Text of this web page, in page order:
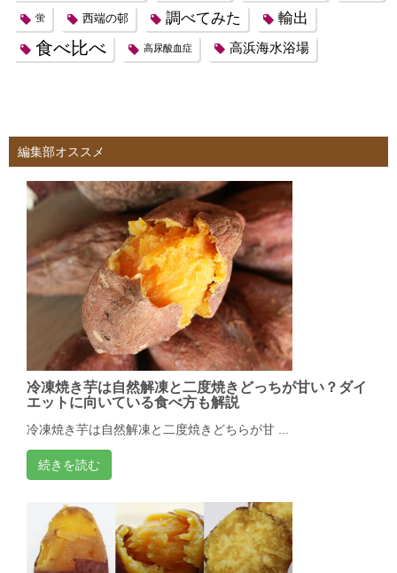
蛍 西端の邨 調べてみた 輸出
食べ比べ 高尿酸血症 高浜海水浴場
編集部オススメ
冷凍焼き芋は自然解凍と二度焼きどっちが甘い？ダイ
エットに向いている食べ方も解説
冷凍焼き芋は自然解凍と二度焼きどちらが甘 ...
続きを読む